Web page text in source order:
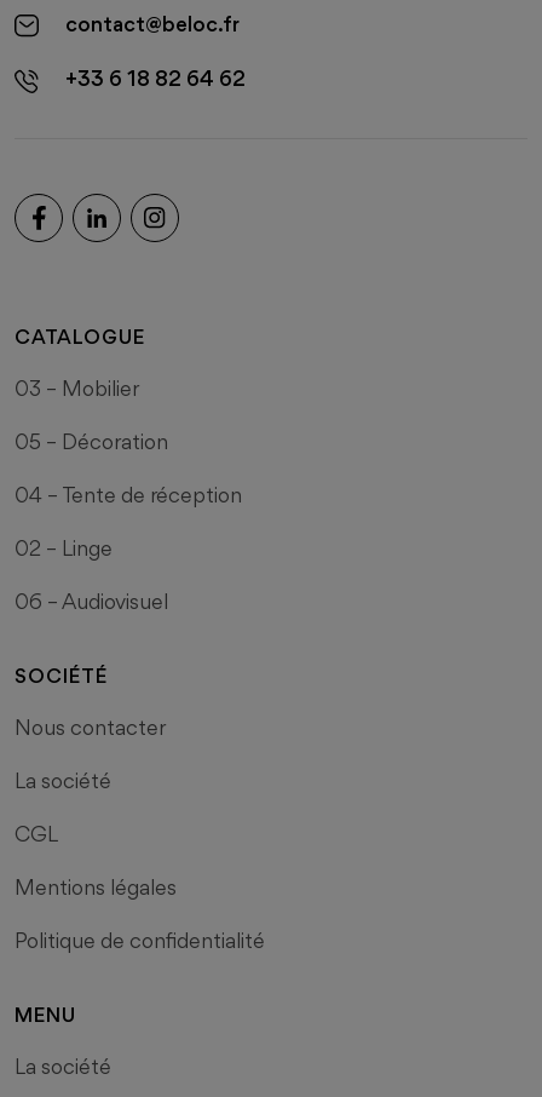
contact@beloc.fr
+33 6 18 82 64 62
CATALOGUE
03 – Mobilier
05 – Décoration
04 – Tente de réception
02 – Linge
06 – Audiovisuel
SOCIÉTÉ
Nous contacter
La société
CGL
Mentions légales
Politique de confidentialité
MENU
La société